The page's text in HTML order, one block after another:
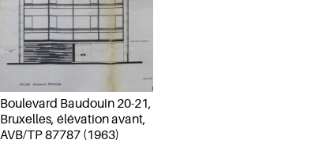
Boulevard Baudouin 20-21,
Bruxelles, élévation avant,
AVB/TP 87787 (1963)